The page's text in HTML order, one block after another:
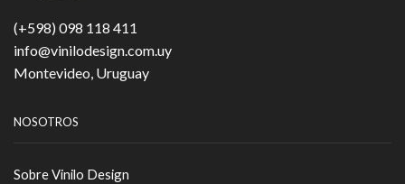
(+598) 098 118 411
info@vinilodesign.com.uy
Montevideo, Uruguay
NOSOTROS
Sobre Vinilo Design